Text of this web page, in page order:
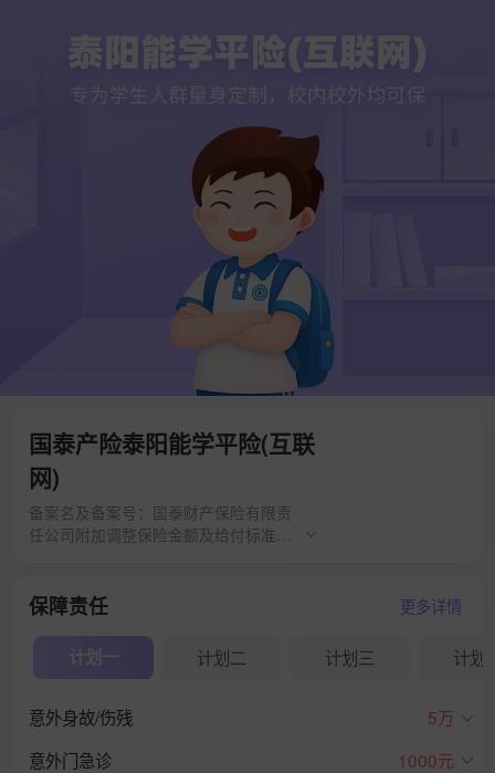
国泰产险泰阳能学平险(互联
网)
备案名及备案号：国泰财产保险有限责
任公司附加调整保险金额及给付标准条
个人意外伤害保险条款（互联网A款）
（C00013332312022030326393）；
国泰产险个人意外伤害住院医疗保险
（互联网A款）条款（C000133325120
任公司附加意外伤害住院津贴保险条款
（互联网A款）（C000133325220211
20919333）；国泰产险附加学生、幼
保障责任 更多详情
计划一 计划二 计划三 计划
意外身故/伤残
5万
意外门急诊
1000元